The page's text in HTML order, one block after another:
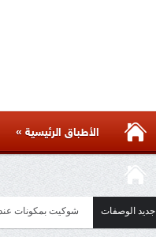
الأطباق الرئيسية »
جديد الوصفات مائدة أسيوية